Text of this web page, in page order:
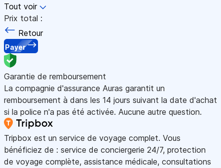
Tout voir
Prix total :
Retour
Payer
Garantie de remboursement
La compagnie d'assurance Auras garantit un
remboursement à dans les 14 jours suivant la date d'achat
si la police n'a pas été activée. Aucune autre question.
Tripbox est un service de voyage complet. Vous
bénéficiez de : service de conciergerie 24/7, protection
de voyage complète, assistance médicale, consultations